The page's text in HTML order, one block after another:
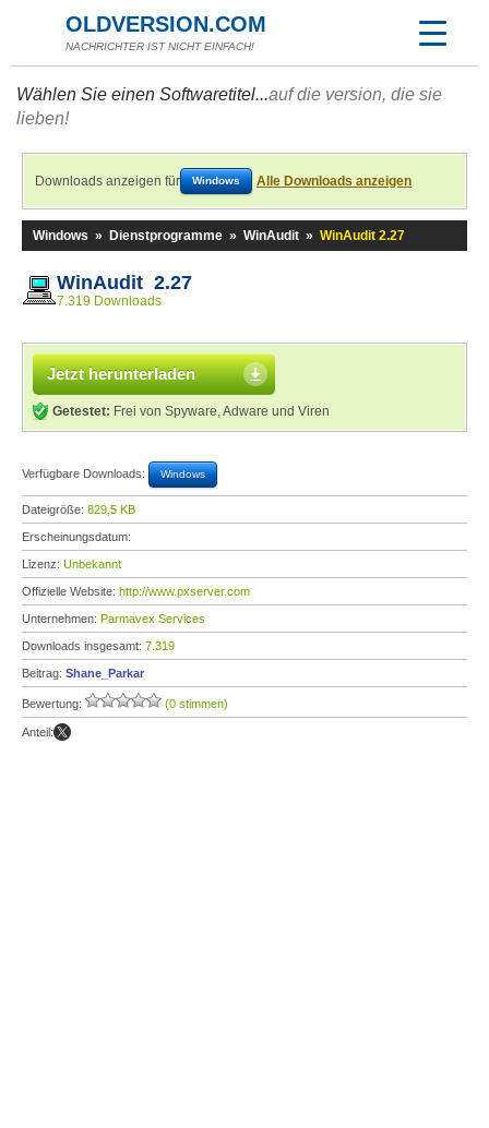
OLDVERSION.COM
NACHRICHTER IST NICHT EINFACH!
Wählen Sie einen Softwaretitel...auf die version, die sie
lieben!
Downloads anzeigen für Windows Alle Downloads anzeigen
Windows » Dienstprogramme » WinAudit » WinAudit 2.27
WinAudit 2.27
7.319 Downloads
Jetzt herunterladen
Getestet: Frei von Spyware, Adware und Viren
Verfügbare Downloads: Windows
Dateigröße: 829,5 KB
Erscheinungsdatum:
Lizenz: Unbekannt
Offizielle Website: http://www.pxserver.com
Unternehmen: Parmavex Services
Downloads insgesamt: 7.319
Beitrag: Shane_Parkar
Bewertung: (0 stimmen)
Anteil: